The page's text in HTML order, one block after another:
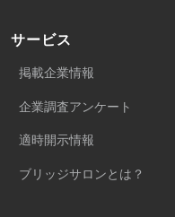
サービス
掲載企業情報
企業調査アンケート
適時開示情報
ブリッジサロンとは？